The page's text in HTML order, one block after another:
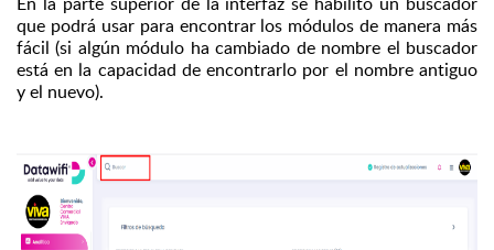
que podrá usar para encontrar los módulos de manera más
fácil (si algún módulo ha cambiado de nombre el buscador
está en la capacidad de encontrarlo por el nombre antiguo
y el nuevo).